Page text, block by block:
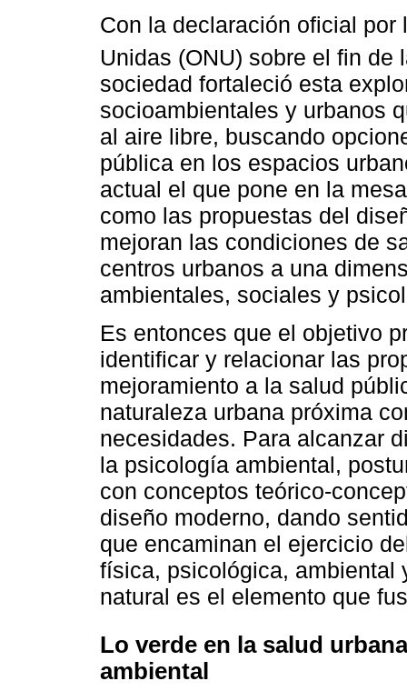
Con la declaración oficial
Unidas (ONU) sobre el fin de
sociedad fortaleció esta
socioambientales y urbanos
al aire libre, buscando
pública en los espacios
actual el que pone en la
como las propuestas del
mejoran las condiciones de
centros urbanos a una
ambientales, sociales y
Es entonces que el objetivo
identificar y relacionar las
mejoramiento a la salud
naturaleza urbana próxima
necesidades. Para alcanzar
la psicología ambiental,
con conceptos teórico-
diseño moderno, dando
que encaminan el ejercicio
física, psicológica, ambiental
natural es el elemento que
Lo verde en la salud
ambiental